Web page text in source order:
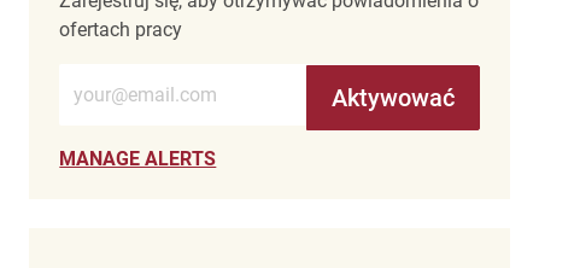
ofertach pracy
Wprowadź adres e-mail (wymagane)
Aktywować
MANAGE ALERTS